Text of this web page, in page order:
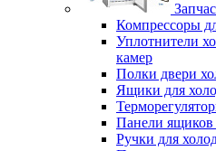
Компрессоры
Уплотнители
камер
Полки двери
Ящики для
Панели ящиков
Ручки для